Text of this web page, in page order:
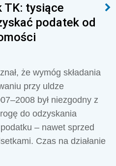
TK: tysiące
podatek od
że wymóg składania
przy uldze
był niezgodny z
do odzyskania
– nawet sprzed
Czas na działanie